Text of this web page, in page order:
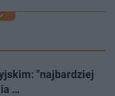
"najbardziej
…